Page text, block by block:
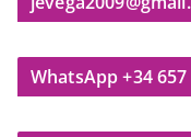
WhatsApp +34 657